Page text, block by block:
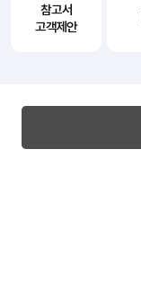
참고서
고객제안